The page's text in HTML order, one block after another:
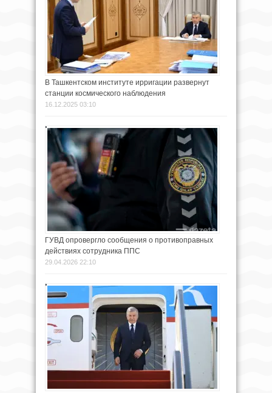
В Ташкентском институте ирригации развернут
станции космического наблюдения
16.12.2025 03:10
ГУВД опровергло сообщения о противоправных
действиях сотрудника ППС
29.04.2026 22:10